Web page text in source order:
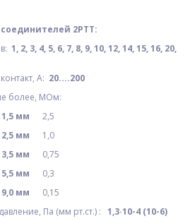
2РТТ:
1, 2, 3, 4, 5, 6, 7, 8, 9, 10, 12, 14, 15, 16, 20,
А: 20....200
более, МОм:
мм 2,5
мм 1,0
мм 0,75
мм 0,3
мм 0,15
Па (мм рт.ст.) : 1,3·10-4 (10-6)